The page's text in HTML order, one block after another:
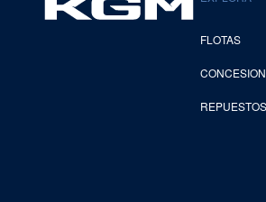
FLOTAS
REPUESTOS